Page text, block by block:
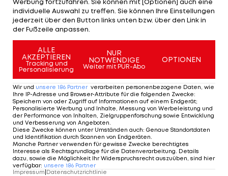
hält zuvor nur 13 von 17 Schüssen.
Besser macht es Sergei Bobrovsky im Panthers-
Tor. Der Russe wehrt 29 Schüsse ab.
Die Minnesota Wild feiern indes ohne
der in der AHL einen Assist beisteuert (Alle Infos
>>>), einen 7:3-Kantersieg gegen die Anaheim
Ducks. Die Colorado Avalanche siegen mit 4:3 nach
Shootout gegen die Arizona Coyotes.
Der legendäre Durchmarsch des FC
Wacker Tirol I #Zwarakonferenz History
Am Stammtisch
individuelle Auswahl zu treffen. Sie können Ihre Einstellungen
jederzeit über den Button links unten bzw. über den Link in
der Fußzeile anpassen.
ALLE
AKZEPTIEREN
Tracking und
Personalisierung
NUR
NOTWENDIGE
Weiter mit PUR-Abo
OPTIONEN
Wir und unsere 186 Partner verarbeiten personenbezogene Daten, wie
Ihre IP-Adresse und Browser-Attribute für die folgenden Zwecke:
Speichern von oder Zugriff auf Informationen auf einem Endgerät;
Personalisierte Werbung und Inhalte, Messung von Werbeleistung und
der Performance von Inhalten, Zielgruppenforschung sowie Entwicklung
und Verbesserung von Angeboten.
Diese Zwecke können unter Umständen auch: Genaue Standortdaten
und Identifikation durch Scannen von Endgeräten.
Manche Partner verwenden für gewisse Zwecke berechtigtes
Interesse als Rechtsgrundlage für die Datenverarbeitung. Details
dazu, sowie die Möglichkeit Ihr Widerspruchsrecht auszuüben, sind hier
verfügbar: unsere 186 Partner
Impressum Datenschutzrichtlinie